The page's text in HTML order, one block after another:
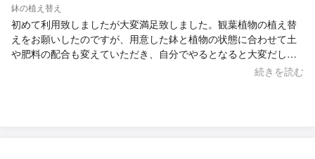
鉢の植え替え
初めて利用致しましたが大変満足致しました。観葉植物の植え替
えをお願いしたのですが、用意した鉢と植物の状態に合わせて土
や肥料の配合も変えていただき、自分でやるとなると大変だし、
植物の状態もわからないし準備する物を考えると大変お安い金額
続きを読む